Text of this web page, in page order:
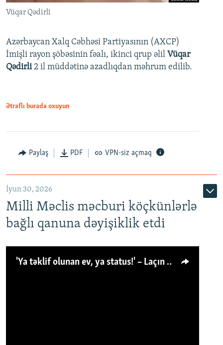
Vüqar Qədirli
Azərbaycan Xalq Cəbhəsi Partiyasının (AXCP)
İmişli rayon şöbəsinin fəalı, ikinci qrup əlil Vüqar
Qədirli2 il müddətinə azadlıqdan məhrum edilib.
Ətraflı burada oxuyun
Paylaş PDF VPN-siz açmaq
İyun 30, 2026
Milli Məclis məcburi köçkünlərlə
bağlı qanuna dəyişiklik etdi
'Ya təklif olunan ev, ya status!' – Laçın köçkünü: 'Laçından başqa heç hara!'